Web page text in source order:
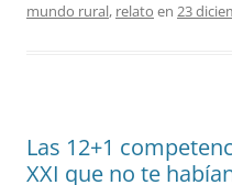
mundo rural, relato en 23
Las 12+1
XXI que no te